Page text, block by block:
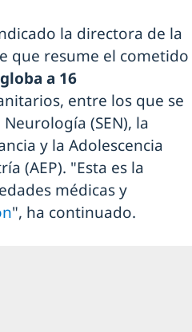
la directora de la
que resume el cometido
a 16
entre los que se
(SEN), la
y la Adolescencia
(AEP). "Esta es la
médicas y
", ha continuado.